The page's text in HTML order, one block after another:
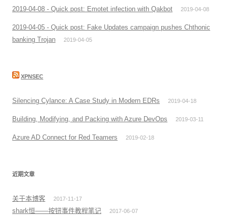
2019-04-08 - Quick post: Emotet infection with Qakbot 2019-04-08
2019-04-05 - Quick post: Fake Updates campaign pushes Chthonic
banking Trojan
2019-04-05
XPNSEC
Silencing Cylance: A Case Study in Modern EDRs 2019-04-18
Building, Modifying, and Packing with Azure DevOps 2019-03-11
Azure AD Connect for Red Teamers 2019-02-18
近期文章
关于本博客 2017-11-17
shark恒——按钮事件教程笔记 2017-06-07